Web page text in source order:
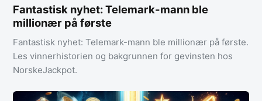
Fantastisk nyhet: Telemark-mann ble
millionær på første
Fantastisk nyhet: Telemark-mann ble millionær på første.
Les vinnerhistorien og bakgrunnen for gevinsten hos
NorskeJackpot.